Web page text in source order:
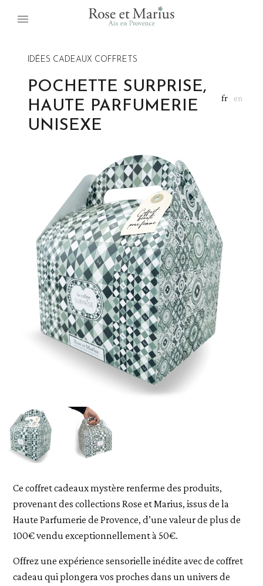
fr en
IDÉES CADEAUX COFFRETS
POCHETTE SURPRISE,
HAUTE PARFUMERIE
UNISEXE
Ce coffret cadeaux mystère renferme des produits,
provenant des collections Rose et Marius, issus de la
Haute Parfumerie de Provence, d’une valeur de plus de
100€ vendu exceptionnellement à 50€.
Offrez une expérience sensorielle inédite avec de coffret
cadeau qui plongera vos proches dans un univers de